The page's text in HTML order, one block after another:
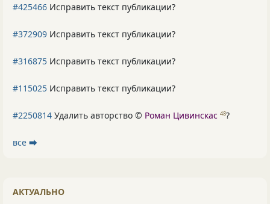
#425466 Исправить текст публикации?
#372909 Исправить текст публикации?
#316875 Исправить текст публикации?
#115025 Исправить текст публикации?
#2250814 Удалить авторство © Роман Цивинскас 48?
все ⮕
АКТУАЛЬНО